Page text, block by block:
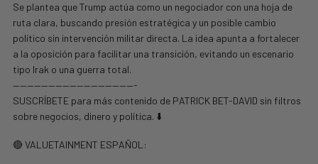
Se plantea que Trump actúa como un negociador con una hoja de
ruta clara, buscando presión estratégica y un posible cambio
político sin intervención militar directa. La idea apunta a fortalecer
a la oposición para facilitar una transición, evitando un escenario
tipo Irak o una guerra total.
—————————————————-
SUSCRÍBETE para más contenido de PATRICK BET-DAVID sin filtros
sobre negocios, dinero y política. ⬇️
🔴 VALUETAINMENT ESPAÑOL: